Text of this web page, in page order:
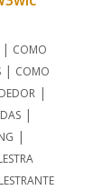
COMO
| COMO
|
|
|